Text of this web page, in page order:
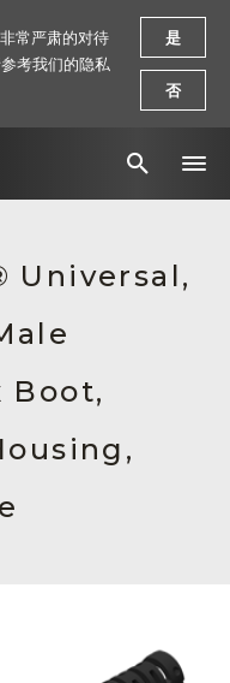
Universal,
Boot,
常严肃的对待
考我们的隐私
是
否